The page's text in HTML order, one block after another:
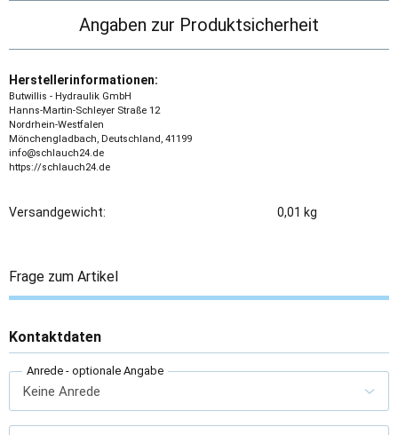
Angaben zur Produktsicherheit
Herstellerinformationen:
Butwillis - Hydraulik GmbH
Hanns-Martin-Schleyer Straße 12
Nordrhein-Westfalen
Mönchengladbach, Deutschland, 41199
info@schlauch24.de
https://schlauch24.de
Versandgewicht: 0,01 kg
Frage zum Artikel
Kontaktdaten
Anrede - optionale Angabe